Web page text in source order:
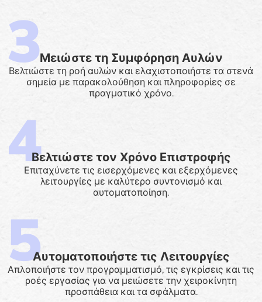
Μειώστε τη Συμφόρηση Αυλών
Βελτιώστε τη ροή αυλών και ελαχιστοποιήστε τα στενά
σημεία με παρακολούθηση και πληροφορίες σε
πραγματικό χρόνο.
Βελτιώστε τον Χρόνο Επιστροφής
Επιταχύνετε τις εισερχόμενες και εξερχόμενες
λειτουργίες με καλύτερο συντονισμό και
αυτοματοποίηση.
Αυτοματοποιήστε τις Λειτουργίες
Απλοποιήστε τον προγραμματισμό, τις εγκρίσεις και τις
ροές εργασίας για να μειώσετε την χειροκίνητη
προσπάθεια και τα σφάλματα.